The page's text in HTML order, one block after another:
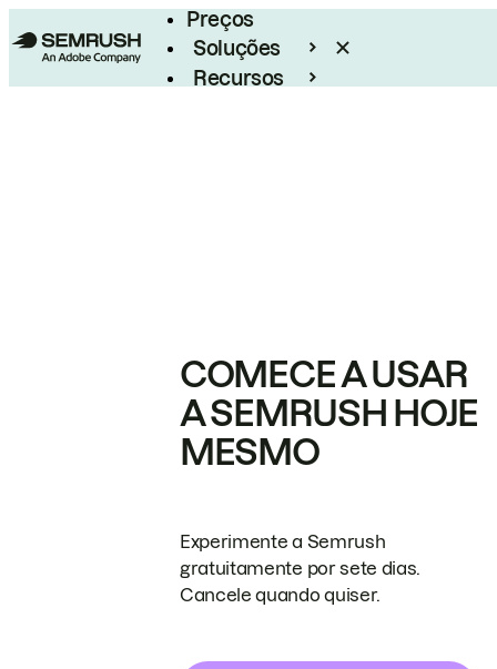
Preços
Soluções
Recursos
COMECE A USAR
A SEMRUSH HOJE
MESMO
Experimente a Semrush
gratuitamente por sete dias.
Cancele quando quiser.